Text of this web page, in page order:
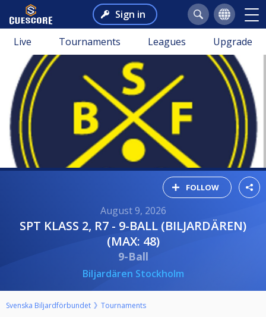
Sign in
Live Tournaments Leagues Upgrade
FOLLOW
August 9, 2026
SPT KLASS 2, R7 - 9-BALL (BILJARDÄREN)
(MAX: 48)
9-Ball
Biljardären Stockholm
Svenska Biljardförbundet Tournaments